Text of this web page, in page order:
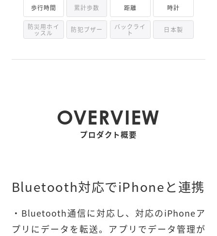
歩行時間 累計歩数 距離 時計
防災用ホイ
ッスル 防犯ブザー バックライ
ト 日本製
OVERVIEW
プロダクト概要
Bluetooth対応でiPhoneと連携
・Bluetooth通信に対応し、対応のiPhoneア
プリにデータを転送。アプリでデータ管理が